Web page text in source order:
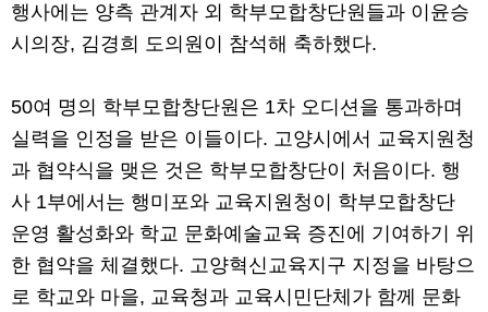
행사에는 양측 관계자 외 학부모합창단원들과 이윤승
시의장, 김경희 도의원이 참석해 축하했다.
50여 명의 학부모합창단원은 1차 오디션을 통과하며
실력을 인정을 받은 이들이다. 고양시에서 교육지원청
과 협약식을 맺은 것은 학부모합창단이 처음이다. 행
사 1부에서는 행미포와 교육지원청이 학부모합창단
운영 활성화와 학교 문화예술교육 증진에 기여하기 위
한 협약을 체결했다. 고양혁신교육지구 지정을 바탕으
로 학교와 마을, 교육청과 교육시민단체가 함께 문화